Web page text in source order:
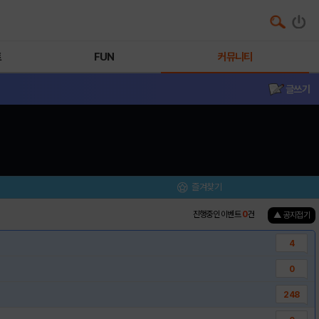
FUN 커뮤니티
글쓰기
즐겨찾기
진행중인 이벤트0건 ▲ 공지접기
4
0
248